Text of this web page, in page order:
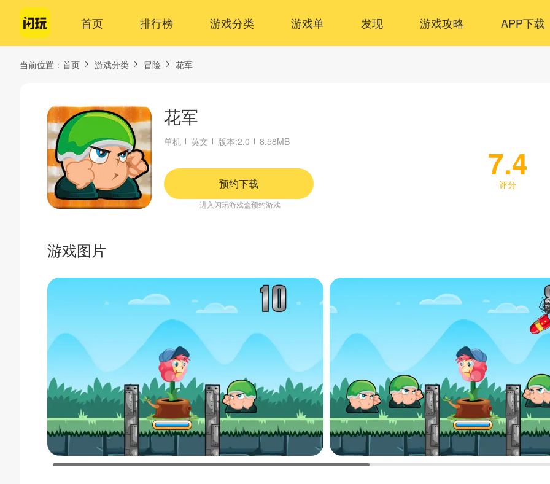
首页 排行榜 游戏分类 游戏单 发现 游戏攻略 APP下载
当前位置： 首页 游戏分类 冒险 花军
花军
单机 英文 版本:2.0 8.58MB
预约下载
进入闪玩游戏盒预约游戏
7.4
评分
游戏图片